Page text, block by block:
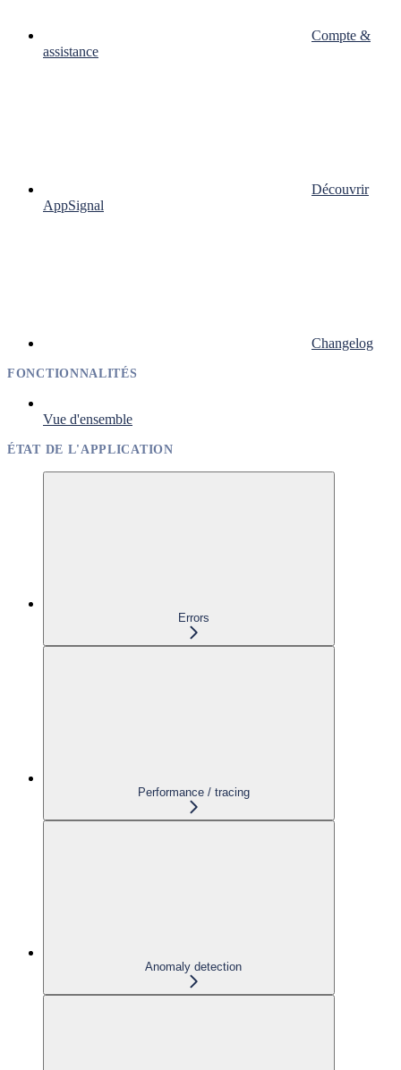
Compte &
assistance
Découvrir
AppSignal
Changelog
FONCTIONNALITÉS
Vue d'ensemble
ÉTAT DE L'APPLICATION
Errors
Performance / tracing
Anomaly detection